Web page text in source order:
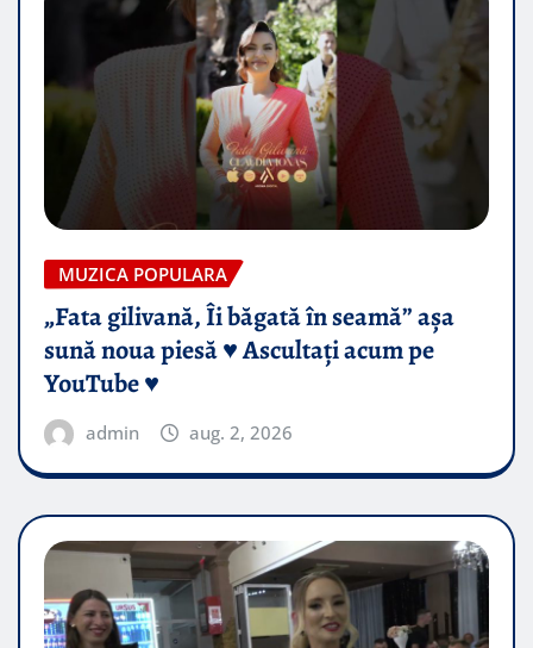
MUZICA POPULARA
„Fata gilivană, Îi băgată în seamă” așa
sună noua piesă ♥️ Ascultați acum pe
YouTube ♥️
admin aug. 2, 2026